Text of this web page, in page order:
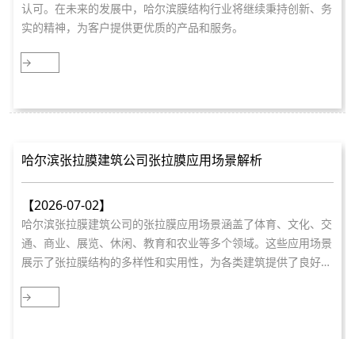
认可。在未来的发展中，哈尔滨膜结构行业将继续秉持创新、务
实的精神，为客户提供更优质的产品和服务。
→
哈尔滨张拉膜建筑公司张拉膜应用场景解析
【2026-07-02】
哈尔滨张拉膜建筑公司的张拉膜应用场景涵盖了体育、文化、交
通、商业、展览、休闲、教育和农业等多个领域。这些应用场景
展示了张拉膜结构的多样性和实用性，为各类建筑提供了良好的
→